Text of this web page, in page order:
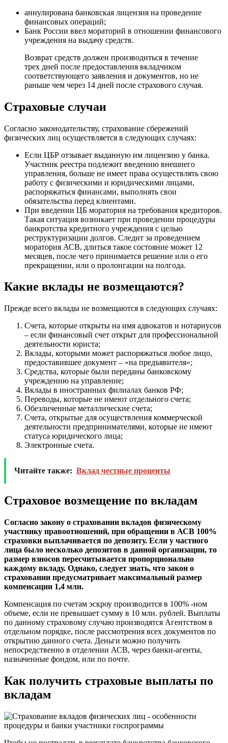
аннулирована банковская лицензия на проведение
финансовых операций;
Банк России ввел мораторий в отношении финансового
учреждения на выдачу средств.
Возврат средств должен производиться в течение
трех дней после предоставления вкладчиком
соответствующего заявления и документов, но не
раньше чем через 14 дней после страхового случая.
Страховые случаи
Согласно законодательству, страхование сбережений
физических лиц осуществляется в следующих случаях:
Если ЦБР отзывает выданную им лицензию у банка.
Участник реестра подлежит введению внешнего
управления, больше не имеет права осуществлять свою
работу с физическими и юридическими лицами,
распоряжаться финансами, выполнять свои
обязательства перед клиентами.
При введении ЦБ моратория на требования кредиторов.
Такая ситуация возникает при проведении процедуры
банкротства кредитного учреждения с целью
реструктуризации долгов. Следит за проведением
моратория АСВ, длиться такое состояние может 12
месяцев, после чего принимается решение или о его
прекращении, или о пролонгации на полгода.
Какие вклады не возмещаются?
Прежде всего вклады не возмещаются в следующих случаях:
Счета, которые открыты на имя адвокатов и нотариусов
– если финансовый счет открыт для профессиональной
деятельности юриста;
Вклады, которыми может распоряжаться любое лицо,
предоставившее документ – «на предъявителя»;
Средства, которые были переданы банковскому
учреждению на управление;
Вклады в иностранных филиалах банков РФ;
Переводы, которые не имеют отдельного счета;
Обезличенные металлические счета;
Счета, открытые для осуществления коммерческой
деятельности предпринимателями, которые не имеют
статуса юридического лица;
Электронные счета.
Читайте также: Вклад честные проценты
Страховое возмещение по вкладам
Согласно закону о страховании вкладов физическому
участнику правоотношений, при обращении в АСВ 100%
страховки выплачивается по депозиту. Если у частного
лица было несколько депозитов в данной организации, то
размер взносов пересчитывается пропорционально
каждому вкладу. Однако, следует знать, что закон о
страховании предусматривает максимальный размер
компенсации 1,4 млн.
Компенсация по счетам эскроу производится в 100% -ном
объеме, если не превышает сумму в 10 млн. рублей. Выплаты
по данному страховому случаю производятся Агентством в
отдельном порядке, после рассмотрения всех документов по
открытию данного счета. Деньги можно получить
непосредственно в отделении АСВ, через банки-агенты,
назначенные фондом, или по почте.
Как получить страховые выплаты по
вкладам